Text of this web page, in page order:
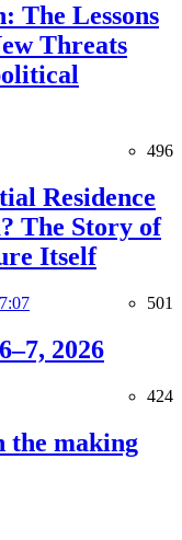
The Lessons
Threats
496
Residence
The Story of
Itself
501
2026
424
the making